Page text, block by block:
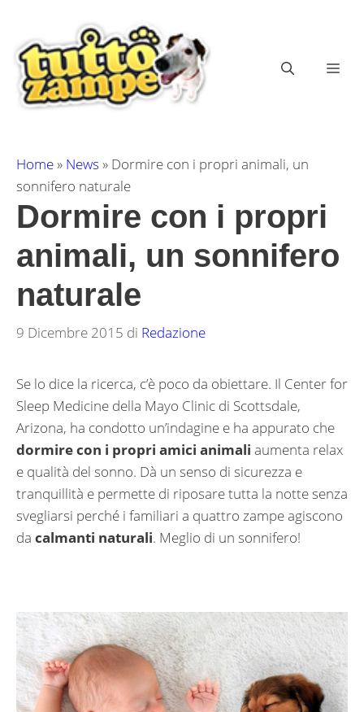
contenuto
Home» News » Dormire con i propri animali, un
sonnifero naturale
Dormire con i propri
animali, un sonnifero
naturale
9 Dicembre 2015 di Redazione
Se lo dice la ricerca, c’è poco da obiettare. Il Center for
Sleep Medicine della Mayo Clinic di Scottsdale,
Arizona, ha condotto un’indagine e ha appurato che
dormire con i propri amici animali aumenta relax
e qualità del sonno. Dà un senso di sicurezza e
tranquillità e permette di riposare tutta la notte senza
svegliarsi perché i familiari a quattro zampe agiscono
da calmanti naturali. Meglio di un sonnifero!